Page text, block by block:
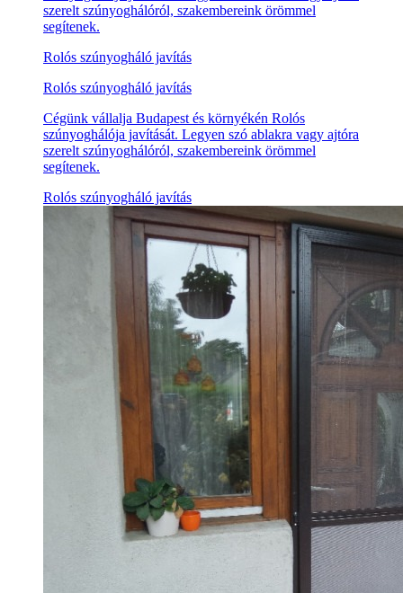
szerelt szúnyoghálóról, szakembereink örömmel
segítenek.
Rolós szúnyogháló javítás
Rolós szúnyogháló javítás
Cégünk vállalja Budapest és környékén Rolós
szúnyoghálója javítását. Legyen szó ablakra vagy ajtóra
szerelt szúnyoghálóról, szakembereink örömmel
segítenek.
Rolós szúnyogháló javítás